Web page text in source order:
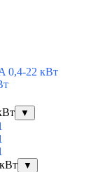
0,4-22 кВт
▼
▼